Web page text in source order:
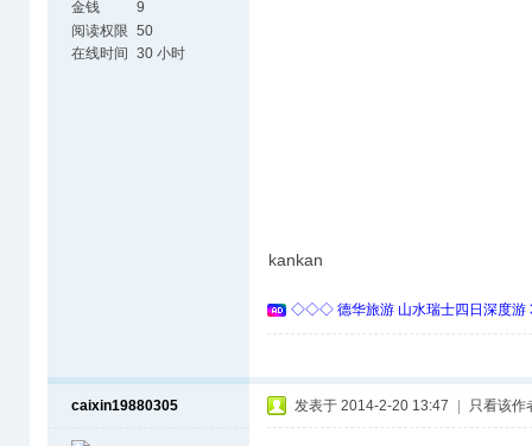
金钱
9
阅读权限 50
在线时间 30 小时
kankan
◇◇◇ 德华旅游 山水瑞士四日深度
caixin19880305 发表于 2014-2-20 13:47 只看该作